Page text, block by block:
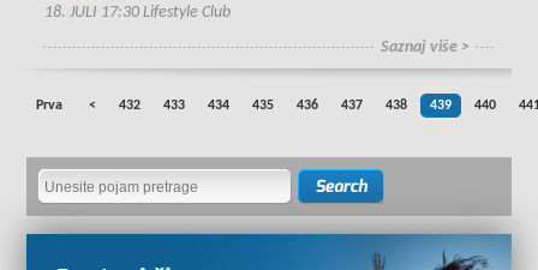
18. JULI 17:30 Lifestyle Club
Saznaj više >
Prva < 432 433 434 435 436 437 438 439 440